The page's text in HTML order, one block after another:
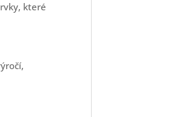
které